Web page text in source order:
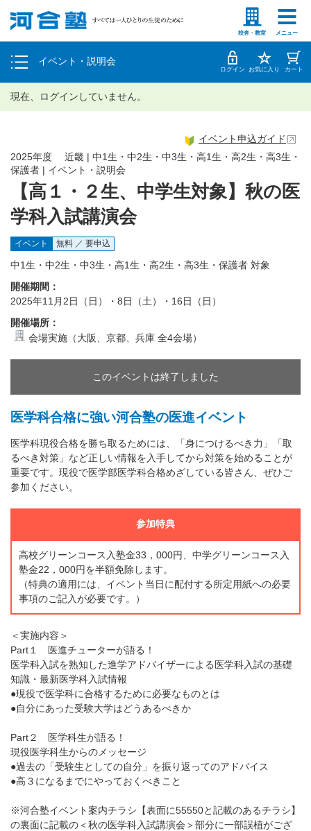
校舎・教室 メニュー
塾生の方 高等学校の先生
イベント・説明会
個別相談
体験授業 ログイン お気に入り カート
現在、ログインしていません。
【高１・２生、中学生対象】秋の医
学科入試講演会
2025年度 近畿 | 中1生・中2生・中3生・高1生・高2生・高3生・
保護者 | イベント・説明会
イベント申込ガイド
イベント 無料 ／ 要申込
中1生・中2生・中3生・高1生・高2生・高3生・保護者 対象
開催期間：
2025年11月2日（日）・8日（土）・16日（日）
開催場所：
会場実施（大阪、京都、兵庫 全4会場）
このイベントは終了しました
医学科合格に強い河合塾の医進イベント
医学科現役合格を勝ち取るためには、「身につけるべき力」「取
るべき対策」など正しい情報を入手してから対策を始めることが
重要です。現役で医学部医学科合格めざしている皆さん、ぜひご
参加ください。
参加特典
高校グリーンコース入塾金33，000円、中学グリーンコース入
塾金22，000円を半額免除します。
（特典の適用には、イベント当日に配付する所定用紙への必要
事項のご記入が必要です。）
＜実施内容＞
Part１ 医進チューターが語る！
医学科入試を熟知した進学アドバイザーによる医学科入試の基礎
知識・最新医学科入試情報
●現役で医学科に合格するために必要なものとは
●自分にあった受験大学はどうあるべきか
Part２ 医学科生が語る！
現役医学科生からのメッセージ
●過去の「受験生としての自分」を振り返ってのアドバイス
●高３になるまでにやっておくべきこと
※河合塾イベント案内チラシ【表面に55550と記載のあるチラシ】
の裏面に記載の＜秋の医学科入試講演会＞部分に一部誤植がござ